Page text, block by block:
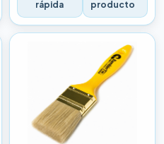
rápida
producto